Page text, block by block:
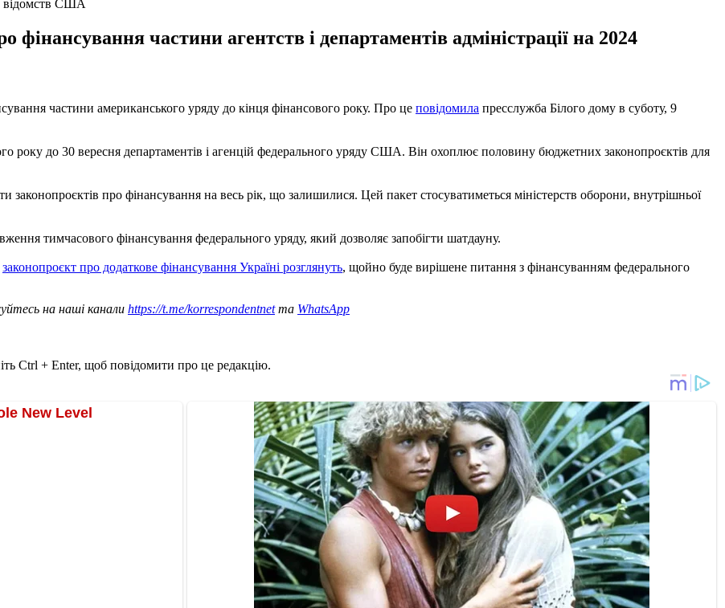
відомств США
частини агентств і департаментів адміністрації на 2024
частини американського уряду до кінця фінансового року. Про це повідомила пресслужба Білого дому в суботу, 9
року до 30 вересня департаментів і агенцій федерального уряду США. Він охоплює половину бюджетних законопроєктів для
про фінансування на весь рік, що залишилися. Цей пакет стосуватиметься міністерств оборони, внутрішньої
тимчасового фінансування федерального уряду, який дозволяє запобігти шатдауну.
законопроєкт про додаткове фінансування Україні розглянуть, щойно буде вирішене питання з фінансуванням федерального
на наші канали https://t.me/korrespondentnetта WhatsApp
Ctrl + Enter, щоб повідомити про це редакцію.